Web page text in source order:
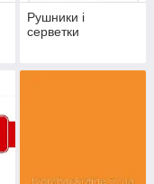
Рушники і
серветки